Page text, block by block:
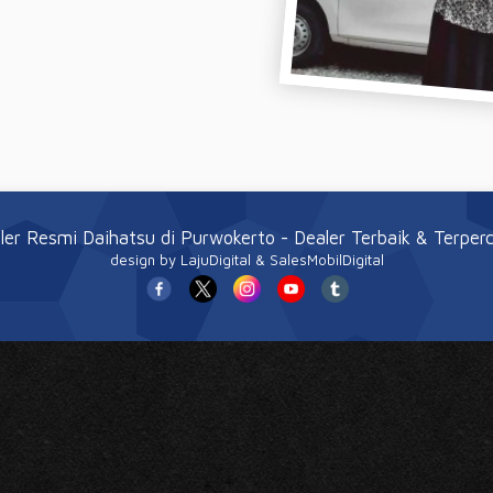
Resmi Daihatsu di Purwokerto - Dealer Terbaik &
design by LajuDigital & SalesMobilDigital